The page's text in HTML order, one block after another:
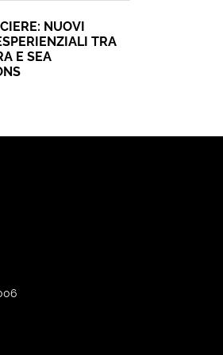
NUOVI
TRA
E SEA